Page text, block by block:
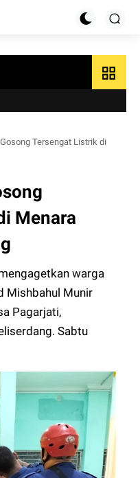
grid_view
Tersengat Listrik di
Menara
warga
Mishbahul Munir
Pagarjati,
Sabtu